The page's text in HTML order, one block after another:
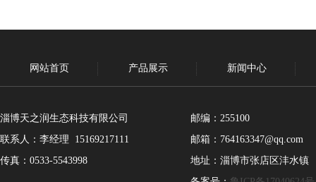
网站首页 产品展示 新闻中心
淄博天之润生态科技有限公司
联系人：李经理 15169217111
传真：0533-5543998
邮编：255100
邮箱：764163347@qq.com
地址：淄博市张店区沣水镇